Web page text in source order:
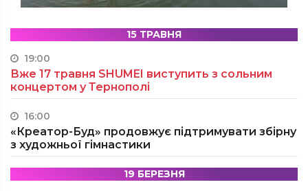
15 ТРАВНЯ
19:00
Вже 17 травня SHUMEI виступить з сольним
концертом у Тернополі
16:00
«Креатор-Буд» продовжує підтримувати збірну
з художньої гімнастики
19 БЕРЕЗНЯ